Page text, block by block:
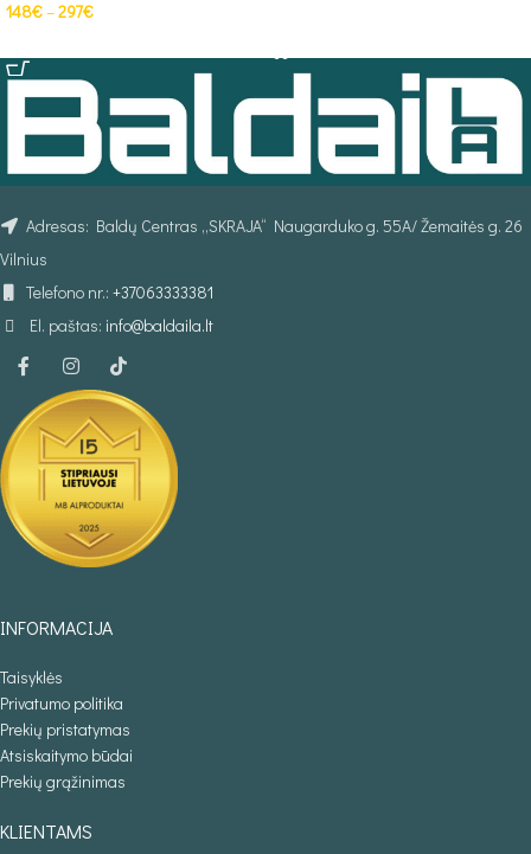
148€–297€
Adresas: Baldų Centras „SKRAJA“ Naugarduko g. 55A/ Žemaitės g. 26
Vilnius
Telefono nr.: +37063333381
El. paštas: info@baldaila.lt
INFORMACIJA
Taisyklės
Privatumo politika
Prekių pristatymas
Atsiskaitymo būdai
Prekių grąžinimas
KLIENTAMS